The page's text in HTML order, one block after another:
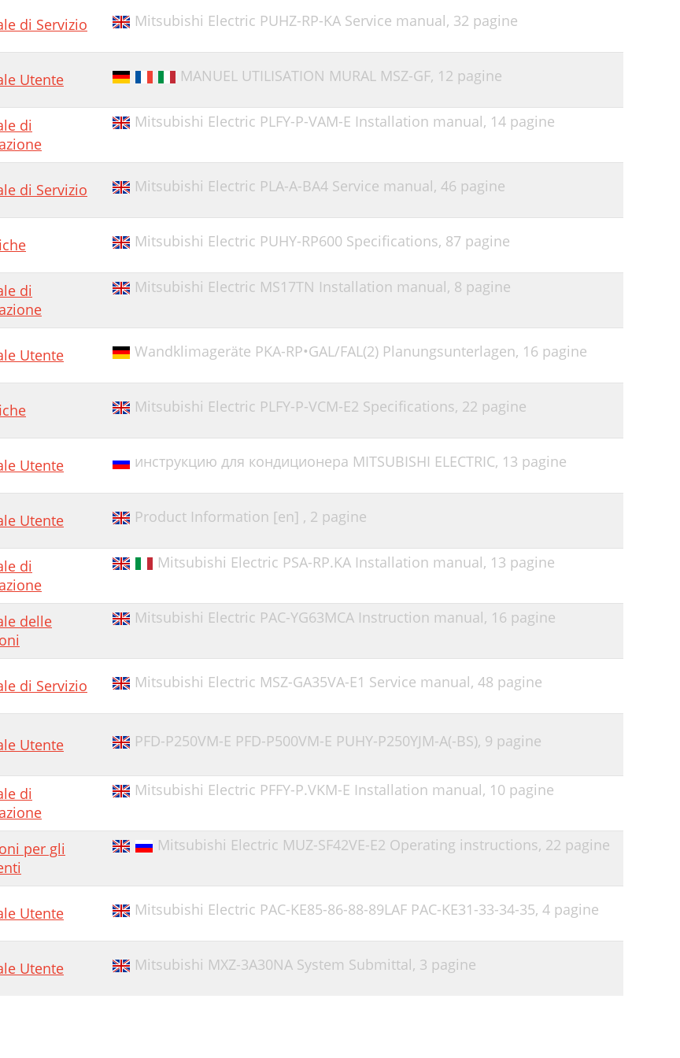
di Servizio Mitsubishi Electric PUHZ-RP-KA Service manual, 32 pagine
Utente MANUEL UTILISATION MURAL MSZ-GF, 12 pagine
di
Mitsubishi Electric PLFY-P-VAM-E Installation manual, 14 pagine
di Servizio Mitsubishi Electric PLA-A-BA4 Service manual, 46 pagine
Mitsubishi Electric PUHY-RP600 Specifications, 87 pagine
di
Mitsubishi Electric MS17TN Installation manual, 8 pagine
Utente Wandklimageräte PKA-RP•GAL/FAL(2) Planungsunterlagen, 16 pagine
Mitsubishi Electric PLFY-P-VCM-E2 Specifications, 22 pagine
Utente инструкцию для кондиционера MITSUBISHI ELECTRIC, 13 pagine
Utente Product Information [en] , 2 pagine
di
Mitsubishi Electric PSA-RP.KA Installation manual, 13 pagine
delle
Mitsubishi Electric PAC-YG63MCA Instruction manual, 16 pagine
di Servizio Mitsubishi Electric MSZ-GA35VA-E1 Service manual, 48 pagine
Utente PFD-P250VM-E PFD-P500VM-E PUHY-P250YJM-A(-BS), 9 pagine
di
Mitsubishi Electric PFFY-P.VKM-E Installation manual, 10 pagine
per gli
Mitsubishi Electric MUZ-SF42VE-E2 Operating instructions, 22 pagine
Utente Mitsubishi Electric PAC-KE85-86-88-89LAF PAC-KE31-33-34-35, 4 pagine
Utente Mitsubishi MXZ-3A30NA System Submittal, 3 pagine